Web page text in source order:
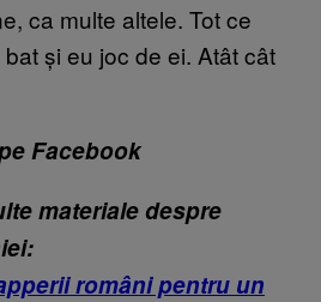
ca multe altele. Tot ce
și eu joc de ei. Atât cât
Facebook
materiale despre
români pentru un